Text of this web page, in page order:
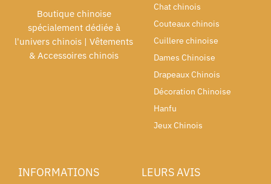
Boutique chinoise
spécialement dédiée à
l'univers chinois | Vêtements
& Accessoires chinois
Chat chinois
Couteaux chinois
Cuillere chinoise
Dames Chinoise
Drapeaux Chinois
Décoration Chinoise
Hanfu
Jeux Chinois
INFORMATIONS LEURS AVIS